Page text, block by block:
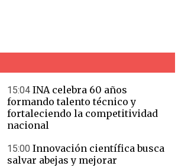
15:04 INA celebra 60 años
formando talento técnico y
fortaleciendo la competitividad
nacional
15:00 Innovación científica busca
salvar abejas y mejorar